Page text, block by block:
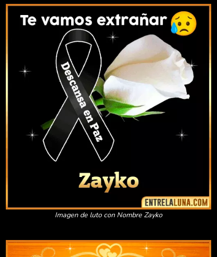
Imagen de luto con Nombre Zayko